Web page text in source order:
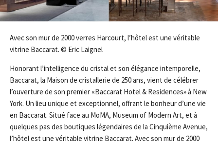
Avec son mur de 2000 verres Harcourt, l’hôtel est une véritable
vitrine Baccarat. © Eric Laignel
Honorant l’intelligence du cristal et son élégance intemporelle,
Baccarat, la Maison de cristallerie de 250 ans, vient de célébrer
l’ouverture de son premier «Baccarat Hotel & Residences» à New
York. Un lieu unique et exceptionnel, offrant le bonheur d’une vie
en Baccarat. Situé face au MoMA, Museum of Modern Art, et à
quelques pas des boutiques légendaires de la Cinquième Avenue,
l’hôtel est une véritable vitrine Baccarat. Avec son mur de 2000